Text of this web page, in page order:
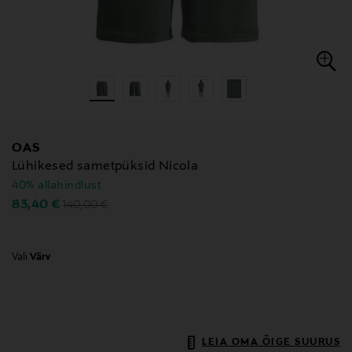
OAS
Lühikesed sametpüksid Nicola
40% allahindlust
Discounted Price
83,40 € Original Price
140,00 €
Vali Värv
LEIA OMA ÕIGE SUURUS